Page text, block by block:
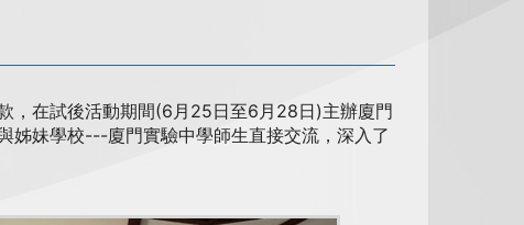
，在試後活動期間(6月25日至6月28日)主辦廈門
姊妹學校---廈門實驗中學師生直接交流，深入了